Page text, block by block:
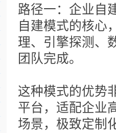
路径一：企业自
自建模式的核心
理、引擎探测、
团队完成。
这种模式的优势
平台，适配企业
场景，极致定制